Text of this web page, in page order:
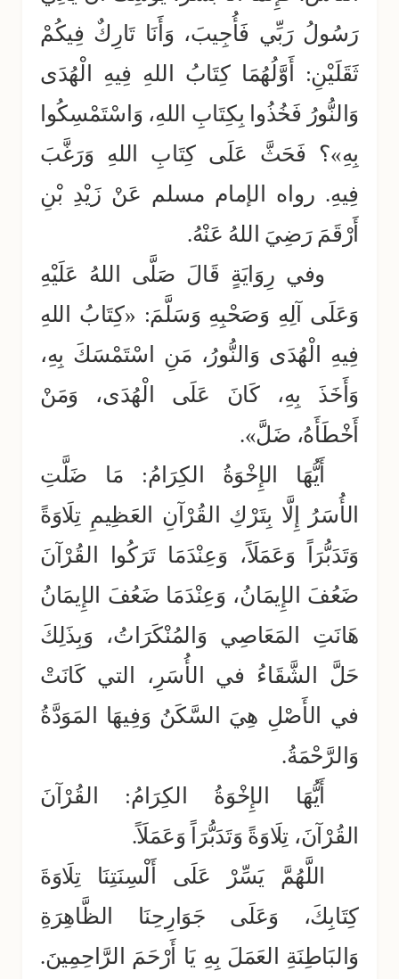
رَسُولُ رَبِّي فَأُجِيبَ، وَأَنَا تَارِكٌ فِيكُمْ
ثَقَلَيْنِ: أَوَّلُهُمَا كِتَابُ اللهِ فِيهِ الْهُدَى
وَالنُّورُ فَخُذُوا بِكِتَابِ اللهِ، وَاسْتَمْسِكُوا
بِهِ»؟ فَحَثَّ عَلَى كِتَابِ اللهِ وَرَغَّبَ
فِيهِ. رواه الإمام مسلم عَنْ زَيْدِ بْنِ
أَرْقَمَ رَضِيَ اللهُ عَنْهُ.
وفي رِوَايَةٍ قَالَ صَلَّى اللهُ عَلَيْهِ
وَعَلَى آلِهِ وَصَحْبِهِ وَسَلَّمَ: «كِتَابُ اللهِ
فِيهِ الْهُدَى وَالنُّورُ، مَنِ اسْتَمْسَكَ بِهِ،
وَأَخَذَ بِهِ، كَانَ عَلَى الْهُدَى، وَمَنْ
أَخْطَأَهُ، ضَلَّ».
أَيُّهَا الإِخْوَةُ الكِرَامُ: مَا ضَلَّتِ
الأُسَرُ إِلَّا بِتَرْكِ القُرْآنِ العَظِيمِ تِلَاوَةً
وَتَدَبُّرَاً وَعَمَلَاً، وَعِنْدَمَا تَرَكُوا القُرْآنَ
ضَعُفَ الإِيمَانُ، وَعِنْدَمَا ضَعُفَ الإِيمَانُ
هَانَتِ المَعَاصِي وَالمُنْكَرَاتُ، وَبِذَلِكَ
حَلَّ الشَّقَاءُ في الأُسَرِ، التي كَانَتْ
في الأَصْلِ هِيَ السَّكَنُ وَفِيهَا المَوَدَّةُ
وَالرَّحْمَةُ.
أَيُّهَا الإِخْوَةُ الكِرَامُ: القُرْآنَ
القُرْآنَ، تِلَاوَةً وَتَدَبُّرَاً وَعَمَلَاً.
اللَّهُمَّ يَسِّرْ عَلَى أَلْسِنَتِنَا تِلَاوَةَ
كِتَابِكَ، وَعَلَى جَوَارِحِنَا الظَّاهِرَةِ
وَالبَاطِنَةِ العَمَلَ بِهِ يَا أَرْحَمَ الرَّاحِمِينَ.